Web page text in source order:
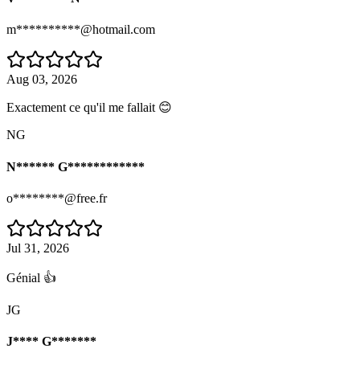
m**********@hotmail.com
Aug 03, 2026
Exactement ce qu'il me fallait 😊
NG
N****** G************
o********@free.fr
Jul 31, 2026
Génial 👍
JG
J**** G*******